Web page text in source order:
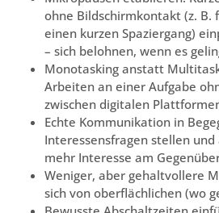
ohne Bildschirmkontakt (z. B.
einen kurzen Spaziergang)
– sich belohnen, wenn es
Monotasking anstatt
Arbeiten an einer Aufgabe
zwischen digitalen
Echte Kommunikation in
Interessensfragen stellen
mehr Interesse am
Weniger, aber gehaltvollere
sich von oberflächlichen (wo